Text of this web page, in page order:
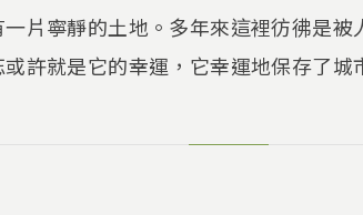
片寧靜的土地。多年來這裡彷彿是被
許就是它的幸運，它幸運地保存了